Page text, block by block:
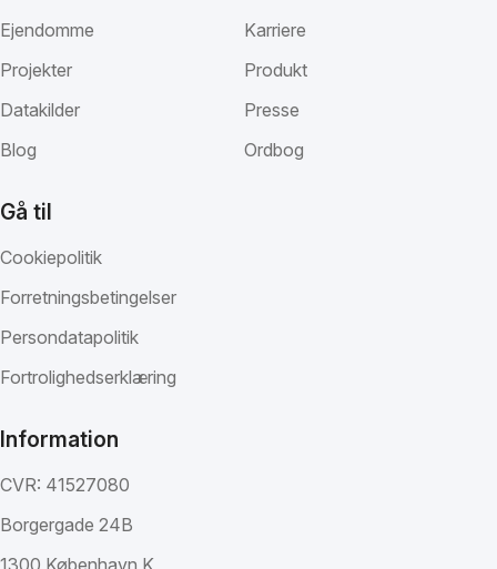
Ejendomme
Projekter
Datakilder
Blog
Karriere
Produkt
Presse
Ordbog
Gå til
Cookiepolitik
Forretningsbetingelser
Persondatapolitik
Fortrolighedserklæring
Information
CVR: 41527080
Borgergade 24B
1300 København K